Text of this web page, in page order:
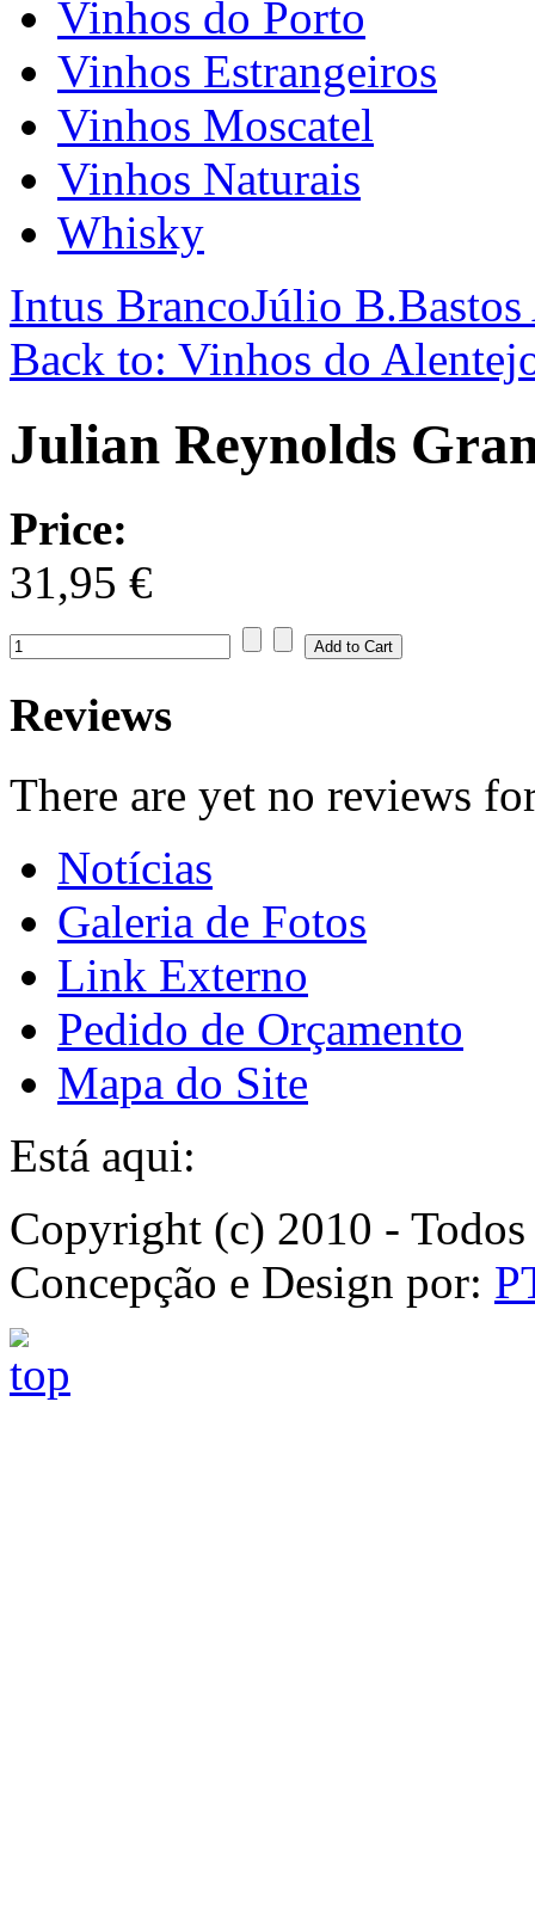
Vinhos do Porto
Vinhos Estrangeiros
Vinhos Moscatel
Vinhos Naturais
Whisky
Intus BrancoJúlio
Back to: Vinhos do
Julian Reynolds
Price:
31,95 €
Reviews
There are yet no reviews
Notícias
Galeria de Fotos
Link Externo
Pedido de Orçamento
Mapa do Site
Está aqui:
Copyright (c) 2010 -
Concepção e Design por: